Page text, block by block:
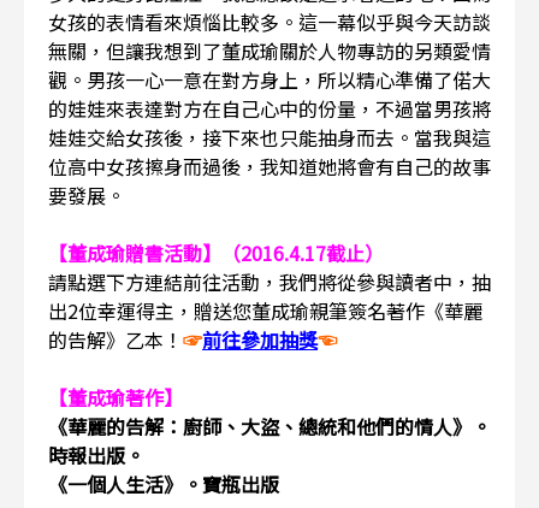
女孩的表情看來煩惱比較多。這一幕似乎與今天訪談
無關，但讓我想到了董成瑜關於人物專訪的另類愛情
觀。男孩一心一意在對方身上，所以精心準備了偌大
的娃娃來表達對方在自己心中的份量，不過當男孩將
娃娃交給女孩後，接下來也只能抽身而去。當我與這
位高中女孩擦身而過後，我知道她將會有自己的故事
要發展。
【董成瑜贈書活動】（2016.4.17截止）
請點選下方連結前往活動，我們將從參與讀者中，抽
出2位幸運得主，贈送您董成瑜親筆簽名著作《華麗
的告解》乙本！ ☞前往參加抽獎☜
【董成瑜著作】
《華麗的告解：廚師、大盜、總統和他們的情人》。
時報出版。
《一個人生活》。寶瓶出版